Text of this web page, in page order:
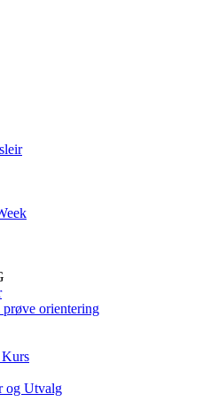
orientering
Kurs
og Utvalg